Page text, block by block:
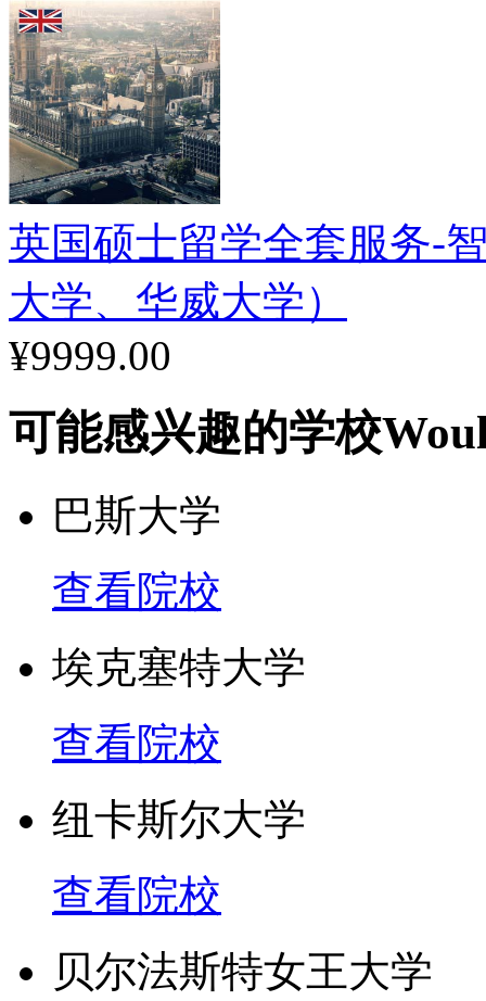
英国硕士留学全套服务-
大学、华威大学）
¥9999.00
可能感兴趣的学校
巴斯大学
查看院校
埃克塞特大学
查看院校
纽卡斯尔大学
查看院校
贝尔法斯特女王大学